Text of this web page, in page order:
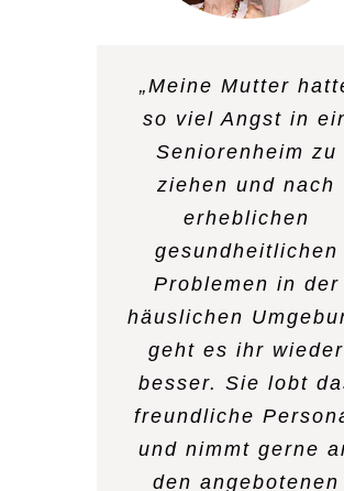
„Meine Mutter
so viel Angst in
Seniorenheim zu
ziehen und nach
erheblichen
gesundheitlichen
Problemen in der
häuslichen
geht es ihr wieder
besser. Sie lobt
freundliche
und nimmt gerne
den angebotenen
„Nachdem mein
vor 2 Jahr
war, hatte ich
Lebensmut mehr
habe mich
Der ambulante
hat mich
zweimal in der
zur Tagespflege
gehen. Ich
immer noch, aber
genieße mit